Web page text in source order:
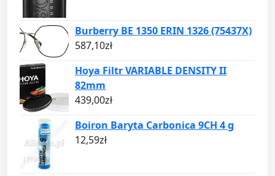
Burberry BE 1350 ERIN 1326 (75437X)
587,10zł
Hoya Filtr VARIABLE DENSITY II
82mm
439,00zł
Boiron Baryta Carbonica 9CH 4 g
12,59zł